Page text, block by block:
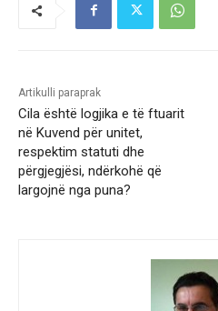
Artikulli paraprak
Cila është logjika e të ftuarit
në Kuvend për unitet,
respektim statuti dhe
përgjegjësi, ndërkohë që
largojnë nga puna?